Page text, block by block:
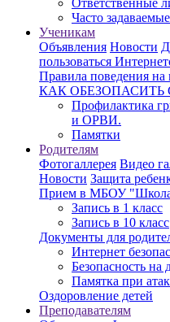
Ответственные
Часто
Ученикам
Объявления Новости
пользоваться
Правила поведения на
КАК ОБЕЗОПАСИТЬ
Профилактика
и ОРВИ.
Памятки
Родителям
Фотогаллерея Видео
Новости Защита
Прием в МБОУ
Запись в 1 класс
Запись в 10 класс
Документы для
Интернет
Безопасность на
Памятка при
Оздоровление детей
Преподавателям